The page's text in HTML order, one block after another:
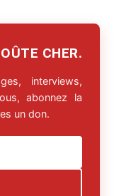
CHER.
interviews,
abonnez la
un don.